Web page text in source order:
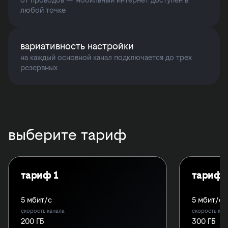
любой точке
вариативность настройки
на каждый основной канал подключается до трех
резервных
выберите тариф
тариф 1
5 мбит/с
скорость канала
200 ГБ
тариф
5 мбит/с
скорость
300 ГБ